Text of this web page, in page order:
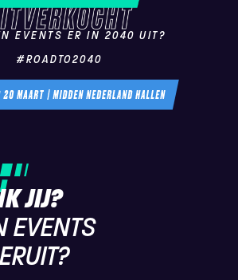
EVENTS ER IN 2040 UIT?
#ROADTO2040
JIJ?
EVENTS